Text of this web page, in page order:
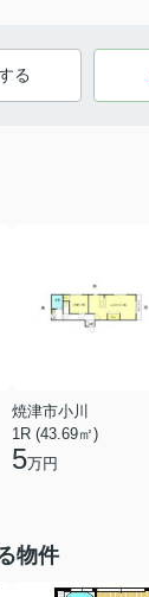
る
焼津市小川
1R (43.69㎡)
5万円
物件